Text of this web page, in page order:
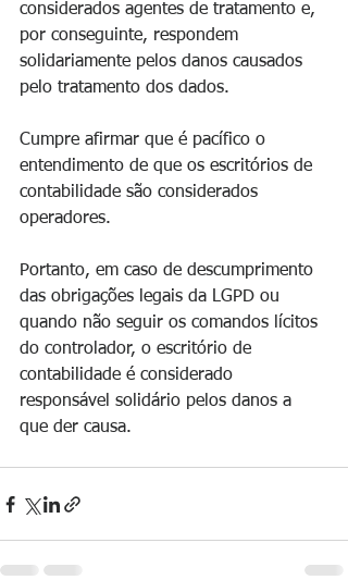
considerados agentes de tratamento e,
por conseguinte, respondem
solidariamente pelos danos causados
pelo tratamento dos dados.
Cumpre afirmar que é pacífico o
entendimento de que os escritórios de
contabilidade são considerados
operadores.
Portanto, em caso de descumprimento
das obrigações legais da LGPD ou
quando não seguir os comandos lícitos
do controlador, o escritório de
contabilidade é considerado
responsável solidário pelos danos a
que der causa.